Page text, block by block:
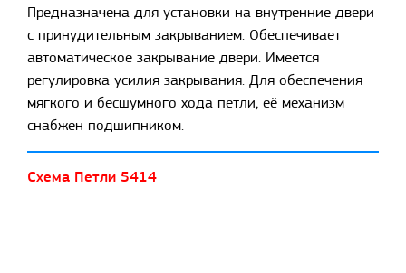
Предназначена для установки на внутренние двери
с принудительным закрыванием. Обеспечивает
автоматическое закрывание двери. Имеется
регулировка усилия закрывания. Для обеспечения
мягкого и бесшумного хода петли, её механизм
снабжен подшипником.
Схема Петли 5414